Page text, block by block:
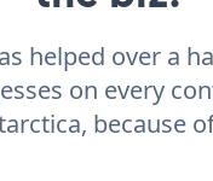
helped over a
on every
because